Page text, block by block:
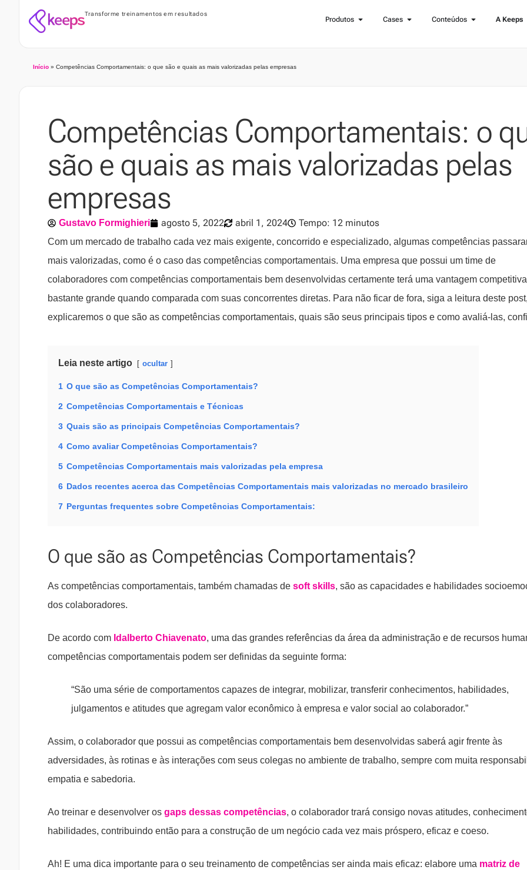
Transforme treinamentos em resultados
Produtos Cases Conteúdos A Keeps
Início » Competências Comportamentais: o que são e quais as mais valorizadas pelas empresas
Competências Comportamentais: o
são e quais as mais valorizadas pelas
empresas
Gustavo Formighieri agosto 5, 2022 abril 1, 2024 Tempo: 12 minutos
Com um mercado de trabalho cada vez mais exigente, concorrido e especializado, algumas competências
mais valorizadas, como é o caso das competências comportamentais. Uma empresa que possui um time de
colaboradores com competências comportamentais bem desenvolvidas certamente terá uma vantagem competitiva
bastante grande quando comparada com suas concorrentes diretas. Para não ficar de fora, siga a leitura deste
explicaremos o que são as competências comportamentais, quais são seus principais tipos e como avaliá-las,
Leia neste artigo ocultar
1 O que são as Competências Comportamentais?
2 Competências Comportamentais e Técnicas
3 Quais são as principais Competências Comportamentais?
4 Como avaliar Competências Comportamentais?
5 Competências Comportamentais mais valorizadas pela empresa
6 Dados recentes acerca das Competências Comportamentais mais valorizadas no mercado brasileiro
7 Perguntas frequentes sobre Competências Comportamentais:
O que são as Competências Comportamentais?
As competências comportamentais, também chamadas de soft skills, são as capacidades e habilidades
dos colaboradores.
De acordo com Idalberto Chiavenato, uma das grandes referências da área da administração e de recursos
competências comportamentais podem ser definidas da seguinte forma:
“São uma série de comportamentos capazes de integrar, mobilizar, transferir conhecimentos, habilidades,
julgamentos e atitudes que agregam valor econômico à empresa e valor social ao colaborador.”
Assim, o colaborador que possui as competências comportamentais bem desenvolvidas saberá agir frente às
adversidades, às rotinas e às interações com seus colegas no ambiente de trabalho, sempre com muita
empatia e sabedoria.
Ao treinar e desenvolver os gaps dessas competências, o colaborador trará consigo novas atitudes,
habilidades, contribuindo então para a construção de um negócio cada vez mais próspero, eficaz e coeso.
Ah! E uma dica importante para o seu treinamento de competências ser ainda mais eficaz: elabore uma matriz de